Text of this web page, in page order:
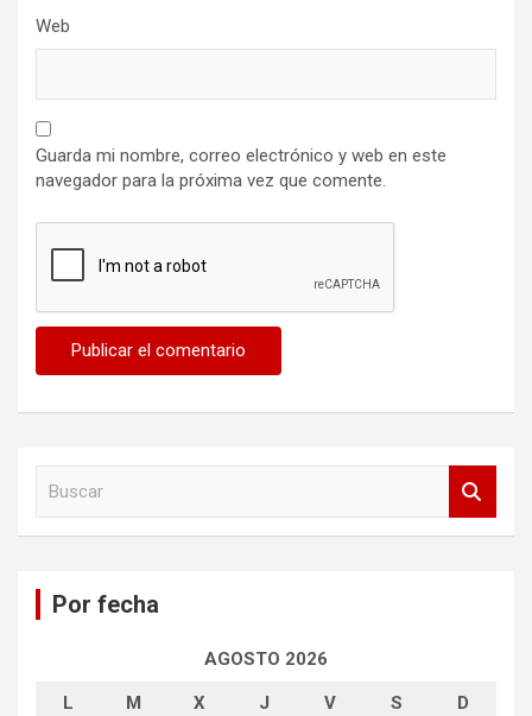
Web
Guarda mi nombre, correo electrónico y web en este
navegador para la próxima vez que comente.
Por fecha
AGOSTO 2026
L M X J V S D